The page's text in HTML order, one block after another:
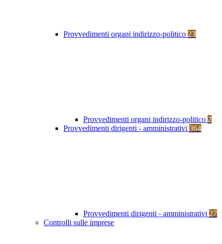
Provvedimenti organi indirizzo-politico 23
Provvedimenti organi indirizzo-politico 2
Provvedimenti dirigenti - amministrativi 364
Provvedimenti dirigenti - amministrativi 27
Controlli sulle imprese